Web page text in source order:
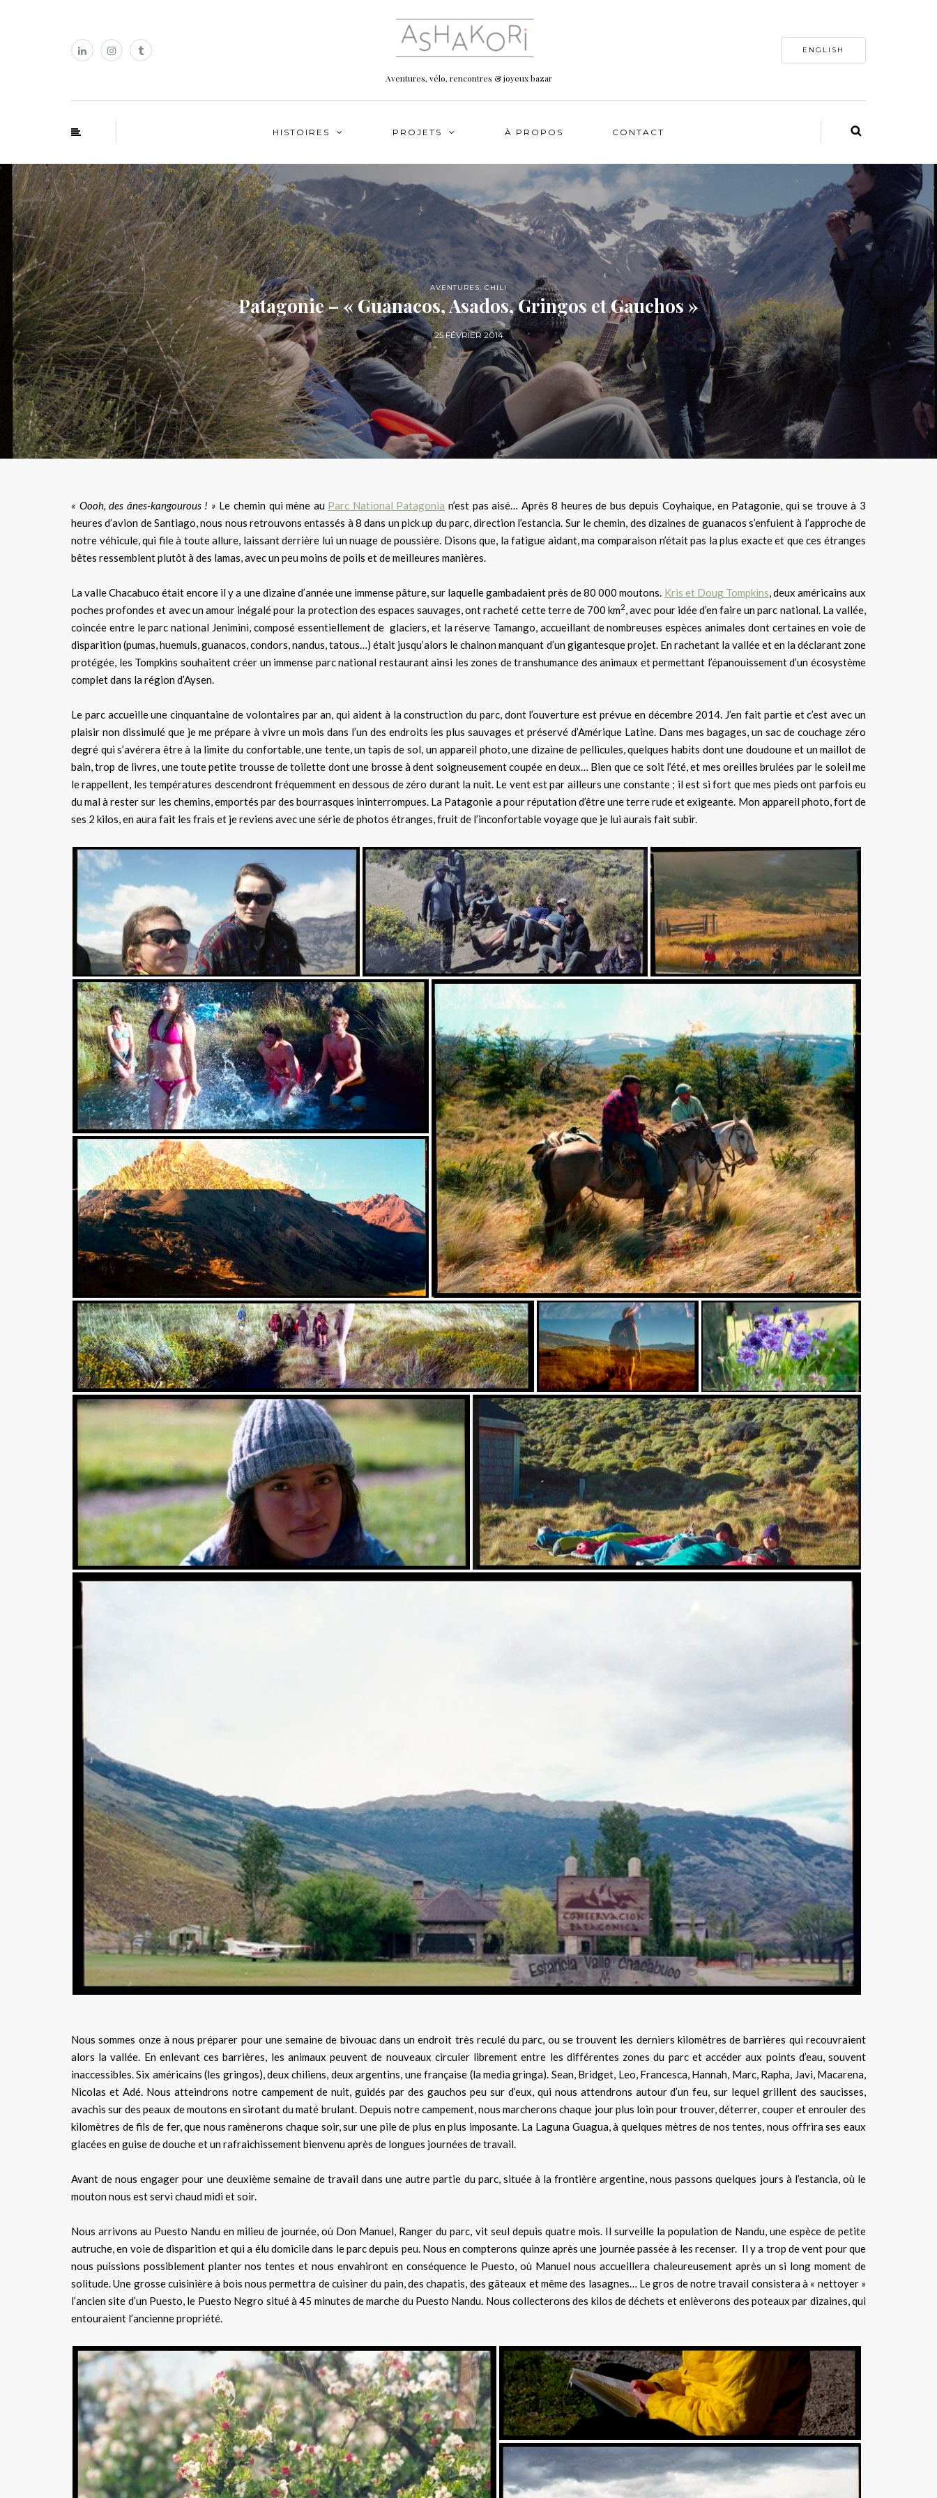
Aventures, vélo, rencontres & joyeux bazar
ENGLISH
HISTOIRES PROJETS À PROPOS CONTACT
AVENTURES, CHILI
Patagonie – « Guanacos, Asados, Gringos et Gauchos »
25 FÉVRIER 2014
« Oooh, des ânes-kangourous ! » Le chemin qui mène au Parc National Patagonia n’est pas aisé… Après 8 heures de bus depuis Coyhaique, en Patagonie, qui se trouve à 3
heures d’avion de Santiago, nous nous retrouvons entassés à 8 dans un pick up du parc, direction l’estancia. Sur le chemin, des dizaines de guanacos s’enfuient à l’approche de
notre véhicule, qui file à toute allure, laissant derrière lui un nuage de poussière. Disons que, la fatigue aidant, ma comparaison n’était pas la plus exacte et que ces étranges
bêtes ressemblent plutôt à des lamas, avec un peu moins de poils et de meilleures manières.
La valle Chacabuco était encore il y a une dizaine d’année une immense pâture, sur laquelle gambadaient près de 80 000 moutons. Kris et Doug Tompkins, deux américains aux
poches profondes et avec un amour inégalé pour la protection des espaces sauvages, ont racheté cette terre de 700 km2, avec pour idée d’en faire un parc national. La vallée,
coincée entre le parc national Jenimini, composé essentiellement de glaciers, et la réserve Tamango, accueillant de nombreuses espèces animales dont certaines en voie de
disparition (pumas, huemuls, guanacos, condors, nandus, tatous…) était jusqu’alors le chainon manquant d’un gigantesque projet. En rachetant la vallée et en la déclarant zone
protégée, les Tompkins souhaitent créer un immense parc national restaurant ainsi les zones de transhumance des animaux et permettant l’épanouissement d’un écosystème
complet dans la région d’Aysen.
Le parc accueille une cinquantaine de volontaires par an, qui aident à la construction du parc, dont l’ouverture est prévue en décembre 2014. J’en fait partie et c’est avec un
plaisir non dissimulé que je me prépare à vivre un mois dans l’un des endroits les plus sauvages et préservé d’Amérique Latine. Dans mes bagages, un sac de couchage zéro
degré qui s’avérera être à la limite du confortable, une tente, un tapis de sol, un appareil photo, une dizaine de pellicules, quelques habits dont une doudoune et un maillot de
bain, trop de livres, une toute petite trousse de toilette dont une brosse à dent soigneusement coupée en deux… Bien que ce soit l’été, et mes oreilles brulées par le soleil me
le rappellent, les températures descendront fréquemment en dessous de zéro durant la nuit. Le vent est par ailleurs une constante ; il est si fort que mes pieds ont parfois eu
du mal à rester sur les chemins, emportés par des bourrasques ininterrompues. La Patagonie a pour réputation d’être une terre rude et exigeante. Mon appareil photo, fort de
ses 2 kilos, en aura fait les frais et je reviens avec une série de photos étranges, fruit de l’inconfortable voyage que je lui aurais fait subir.
Nous sommes onze à nous préparer pour une semaine de bivouac dans un endroit très reculé du parc, ou se trouvent les derniers kilomètres de barrières qui recouvraient
alors la vallée. En enlevant ces barrières, les animaux peuvent de nouveaux circuler librement entre les différentes zones du parc et accéder aux points d’eau, souvent
inaccessibles. Six américains (les gringos), deux chiliens, deux argentins, une française (la media gringa). Sean, Bridget, Leo, Francesca, Hannah, Marc, Rapha, Javi, Macarena,
Nicolas et Adé. Nous atteindrons notre campement de nuit, guidés par des gauchos peu sur d’eux, qui nous attendrons autour d’un feu, sur lequel grillent des saucisses,
avachis sur des peaux de moutons en sirotant du maté brulant. Depuis notre campement, nous marcherons chaque jour plus loin pour trouver, déterrer, couper et enrouler des
kilomètres de fils de fer, que nous ramènerons chaque soir, sur une pile de plus en plus imposante. La Laguna Guagua, à quelques mètres de nos tentes, nous offrira ses eaux
glacées en guise de douche et un rafraichissement bienvenu après de longues journées de travail.
Avant de nous engager pour une deuxième semaine de travail dans une autre partie du parc, située à la frontière argentine, nous passons quelques jours à l’estancia, où le
mouton nous est servi chaud midi et soir.
Nous arrivons au Puesto Nandu en milieu de journée, où Don Manuel, Ranger du parc, vit seul depuis quatre mois. Il surveille la population de Nandu, une espèce de petite
autruche, en voie de disparition et qui a élu domicile dans le parc depuis peu. Nous en compterons quinze après une journée passée à les recenser. Il y a trop de vent pour que
nous puissions possiblement planter nos tentes et nous envahiront en conséquence le Puesto, où Manuel nous accueillera chaleureusement après un si long moment de
solitude. Une grosse cuisinière à bois nous permettra de cuisiner du pain, des chapatis, des gâteaux et même des lasagnes… Le gros de notre travail consistera à « nettoyer »
l’ancien site d’un Puesto, le Puesto Negro situé à 45 minutes de marche du Puesto Nandu. Nous collecterons des kilos de déchets et enlèverons des poteaux par dizaines, qui
entouraient l’ancienne propriété.